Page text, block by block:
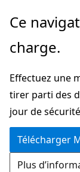
Passer
directement
au
principal
Ce
charge.
Effectuez une
tirer parti des
jour de
Télécharger
Plus